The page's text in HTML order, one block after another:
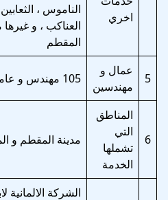
اخري
الناموس ،
العناكب ، و
المقطم
5
عمال و
مهندسين
105 مهندس و عامل
6
المناطق
التي
تشملها
الخدمة
مدينة المقطم و
الشركة